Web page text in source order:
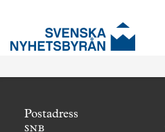
Postadress
snb